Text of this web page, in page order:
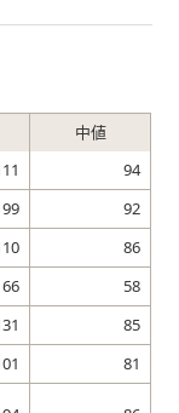
中値
94
99
92
86
66
58
85
81